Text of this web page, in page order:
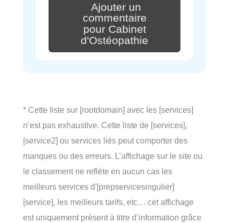
Ajouter un
commentaire
pour Cabinet
d'Ostéopathie
* Cette liste sur [rootdomain] avec les [services]
n’est pas exhaustive. Cette liste de [services],
[service2] ou services liés peut comporter des
manques ou des erreurs. L’affichage sur le site ou
le classement ne reflète en aucun cas les
meilleurs services d'[prepservicesingulier]
[service], les meilleurs tarifs, etc… cet affichage
est uniquement présent à titre d’information grâce